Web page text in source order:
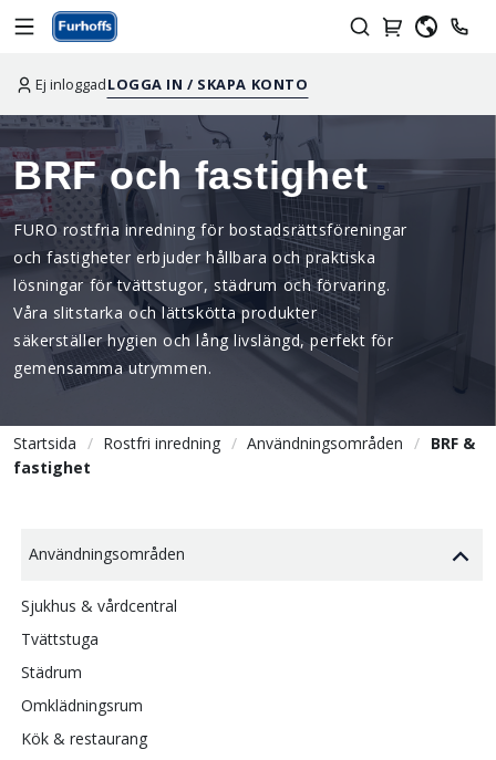
Ej inloggadLOGGA IN / SKAPA KONTO
Startsida Rostfri inredning Användningsområden
BRF &
fastighet
BRF och fastighet
FURO rostfria inredning för bostadsrättsföreningar
och fastigheter erbjuder hållbara och praktiska
lösningar för tvättstugor, städrum och förvaring.
Våra slitstarka och lättskötta produkter
säkerställer hygien och lång livslängd, perfekt för
gemensamma utrymmen.
Användningsområden
Sjukhus & vårdcentral
Tvättstuga
Städrum
Omklädningsrum
Kök & restaurang